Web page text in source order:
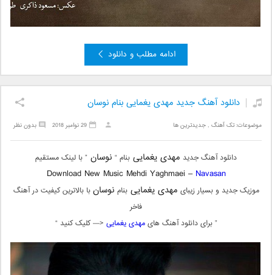
ادامه مطلب و دانلود
دانلود آهنگ جدید مهدی یغمایی بنام نوسان
موضوعات:تک آهنگ ,جدیدترین ها بدون نظر 29 نوامبر 2018
دانلود آهنگ جدید مهدی یغمایی بنام “ نوسان ” با لینک مستقیم
Download New Music Mehdi Yaghmaei – Navasan
موزیک جدید و بسیار زیبای مهدی یغماییبنام نوسانبا بالاترین کیفیت در آهنگ
فاخر
” برای دانلود آهنگ هایمهدی یغمایی <— کلیک کنید “